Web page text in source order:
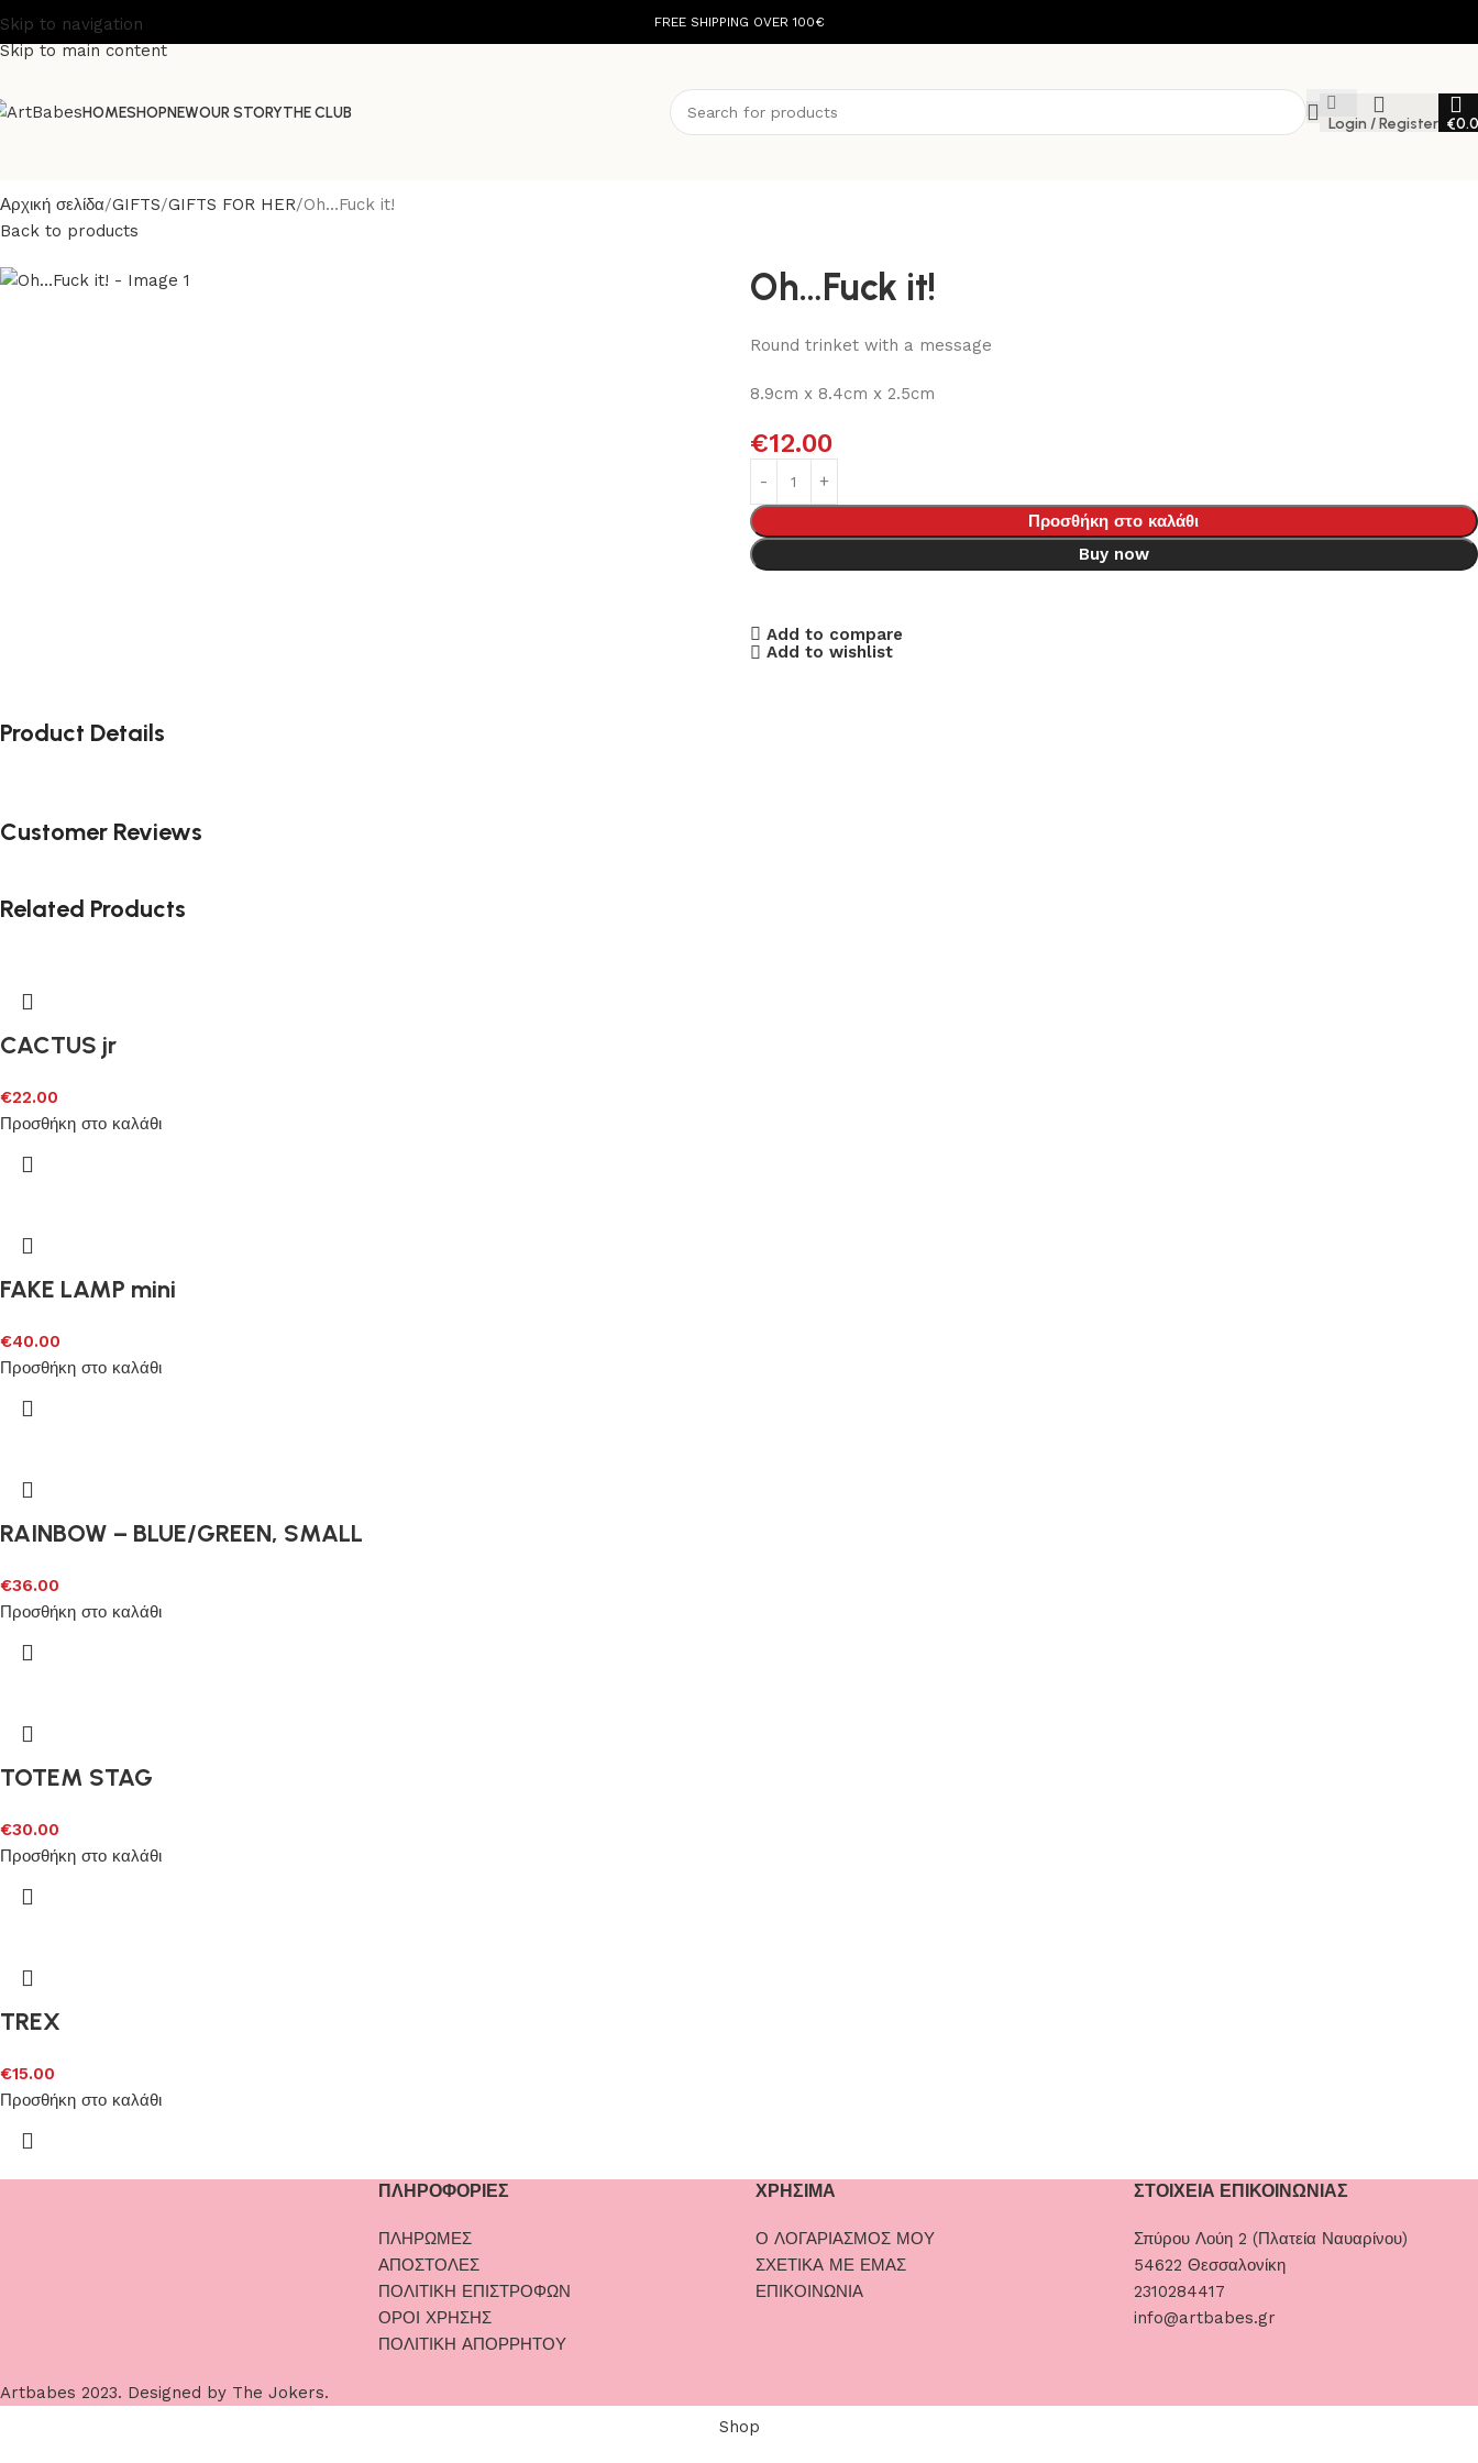
Skip to navigation
Skip to main content
FREE SHIPPING OVER 100€
HOMESHOPNEWOUR STORYTHE CLUB
Login / Register €
Αρχική σελίδα GIFTS GIFTS FOR HER Oh…Fuck it!
Back to products
Oh…Fuck it!
Round trinket with a message
8.9cm x 8.4cm x 2.5cm
€12.00
Προσθήκη στο καλάθι
Buy now
Add to compare
Add to wishlist
Product Details
Customer Reviews
Related Products
CACTUS jr
€22.00
Προσθήκη στο καλάθι
FAKE LAMP mini
€40.00
Προσθήκη στο καλάθι
RAINBOW – BLUE/GREEN, SMALL
€36.00
Προσθήκη στο καλάθι
TOTEM STAG
€30.00
Προσθήκη στο καλάθι
TREX
€15.00
Προσθήκη στο καλάθι
ΠΛΗΡΟΦΟΡΙΕΣ
ΠΛΗΡΩΜΕΣ
ΑΠΟΣΤΟΛΕΣ
ΠΟΛΙΤΙΚΗ ΕΠΙΣΤΡΟΦΩΝ
ΟΡΟΙ ΧΡΗΣΗΣ
ΠΟΛΙΤΙΚΗ ΑΠΟΡΡΗΤΟΥ
ΧΡΗΣΙΜΑ
Ο ΛΟΓΑΡΙΑΣΜΟΣ ΜΟΥ
ΣΧΕΤΙΚΑ ΜΕ ΕΜΑΣ
ΕΠΙΚΟΙΝΩΝΙΑ
ΣΤΟΙΧΕΙΑ ΕΠΙΚΟΙΝΩΝΙΑΣ
Σπύρου Λούη 2 (Πλατεία Ναυαρίνου)
54622 Θεσσαλονίκη
2310284417
info@artbabes.gr
Artbabes 2023. Designed by The Jokers.
Shop